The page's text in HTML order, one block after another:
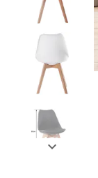
expand_more